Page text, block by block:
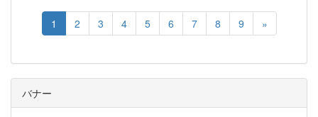
1 2 3 4 5 6 7 8 9 »
バナー